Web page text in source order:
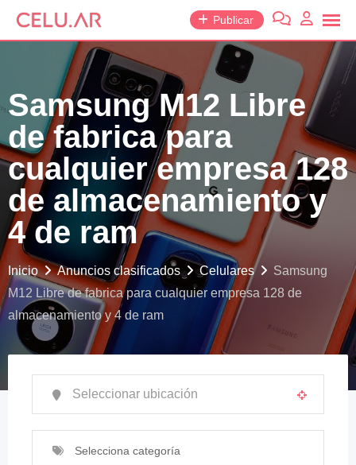
saltar
Publicar
Samsung M12 Libre
de fabrica para
cualquier empresa 128
de almacenamiento y
4 de ram
Inicio Anuncios clasificados Celulares
Samsung
M12 Libre de fabrica para cualquier empresa 128 de
almacenamiento y 4 de ram
Selecciona categoría